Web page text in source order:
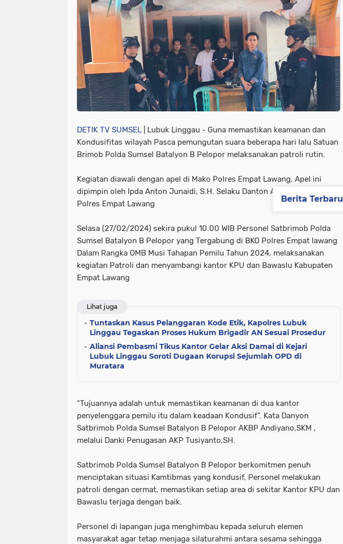
DETIK TV SUMSEL | Lubuk Linggau - Guna memastikan keamanan dan
Kondusifitas wilayah Pasca pemungutan suara beberapa hari lalu Satuan
Brimob Polda Sumsel Batalyon B Pelopor melaksanakan patroli rutin.
Kegiatan diawali dengan apel di Mako Polres Empat Lawang, Apel ini
dipimpin oleh Ipda Anton Junaidi, S.H. Selaku Danton Anti Anarkis BKO
Polres Empat Lawang
Selasa (27/02/2024) sekira pukul 10.00 WIB Personel Satbrimob Polda
Sumsel Batalyon B Pelopor yang Tergabung di BKO Polres Empat lawang
Dalam Rangka OMB Musi Tahapan Pemilu Tahun 2024, melaksanakan
kegiatan Patroli dan menyambangi kantor KPU dan Bawaslu Kabupaten
Empat Lawang
Lihat juga
Tuntaskan Kasus Pelanggaran Kode Etik, Kapolres Lubuk
Linggau Tegaskan Proses Hukum Brigadir AN Sesuai Prosedur
Aliansi Pembasmi Tikus Kantor Gelar Aksi Damai di Kejari
Lubuk Linggau Soroti Dugaan Korupsi Sejumlah OPD di
Muratara
“Tujuannya adalah untuk memastikan keamanan di dua kantor
penyelenggara pemilu itu dalam keadaan Kondusif”. Kata Danyon
Satbrimob Polda Sumsel Batalyon B Pelopor AKBP Andiyano,SKM ,
melalui Danki Penugasan AKP Tusiyanto,SH.
Satbrimob Polda Sumsel Batalyon B Pelopor berkomitmen penuh
menciptakan situasi Kamtibmas yang kondusif, Personel melakukan
patroli dengan cermat, memastikan setiap area di sekitar Kantor KPU dan
Bawaslu terjaga dengan baik.
Personel di lapangan juga menghimbau kepada seluruh elemen
masyarakat agar tetap menjaga silaturahmi antara sesama sehingga
Berita Terbaru